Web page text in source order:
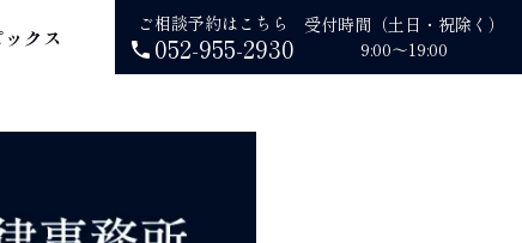
ックス
ご相談予約はこちら
052-955-2930
受付時間（土日・祝除く）
9:00～19:00